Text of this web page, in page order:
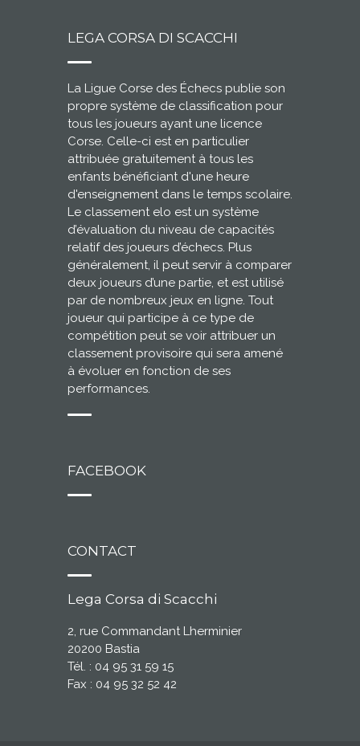
LEGA CORSA DI SCACCHI
La Ligue Corse des Échecs publie son
propre système de classification pour
tous les joueurs ayant une licence
Corse. Celle-ci est en particulier
attribuée gratuitement à tous les
enfants bénéficiant d'une heure
d'enseignement dans le temps scolaire.
Le classement elo est un système
d’évaluation du niveau de capacités
relatif des joueurs d’échecs. Plus
généralement, il peut servir à comparer
deux joueurs d’une partie, et est utilisé
par de nombreux jeux en ligne. Tout
joueur qui participe à ce type de
compétition peut se voir attribuer un
classement provisoire qui sera amené
à évoluer en fonction de ses
performances.
FACEBOOK
CONTACT
Lega Corsa di Scacchi
2, rue Commandant Lherminier
20200 Bastia
Tél. : 04 95 31 59 15
Fax : 04 95 32 52 42